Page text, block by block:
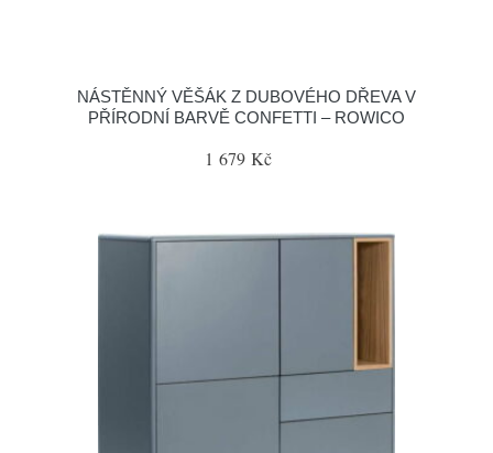
NÁSTĚNNÝ VĚŠÁK Z DUBOVÉHO DŘEVA V
PŘÍRODNÍ BARVĚ CONFETTI – ROWICO
1 679 Kč